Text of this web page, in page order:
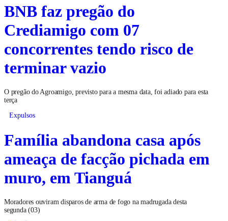
BNB faz pregão do
Crediamigo com 07
concorrentes tendo risco de
terminar vazio
O pregão do Agroamigo, previsto para a mesma data, foi adiado para esta
terça
Expulsos
Família abandona casa após
ameaça de facção pichada em
muro, em Tianguá
Moradores ouviram disparos de arma de fogo na madrugada desta
segunda (03)